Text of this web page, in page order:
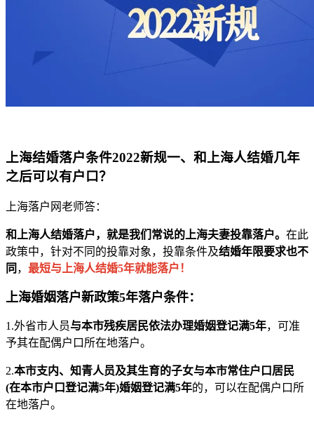
上海结婚落户条件2022新规一、和上海人结婚几年
之后可以有户口？
上海落户网老师答：
和上海人结婚落户，就是我们常说的上海夫妻投靠落户。 在此
政策中，针对不同的投靠对象，投靠条件及结婚年限要求也不
同 ， 最短与上海人结婚5年就能落户！
上海婚姻落户新政策5年落户条件：
1.外省市人员与本市残疾居民依法办理婚姻登记满5年，可准
予其在配偶户口所在地落户。
2.本市支内、知青人员及其生育的子女与本市常住户口居民
(在本市户口登记满5年)婚姻登记满5年的，可以在配偶户口所
在地落户。